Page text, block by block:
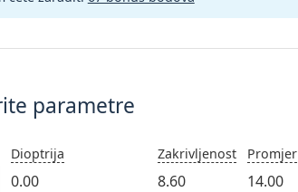
parametre
parametre
Dioptrija
0.00
Zakrivljenost
8.60
Promjer
14.00